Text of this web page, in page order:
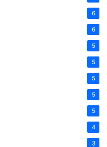
6
6
5
5
5
5
5
4
3